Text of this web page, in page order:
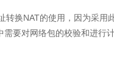
换NAT的使用，因为采用
要对网络包的校验和进行